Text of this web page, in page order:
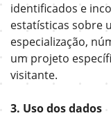
identificados e
estatísticas sobre
especialização,
um projeto
visitante.
3. Uso dos dados